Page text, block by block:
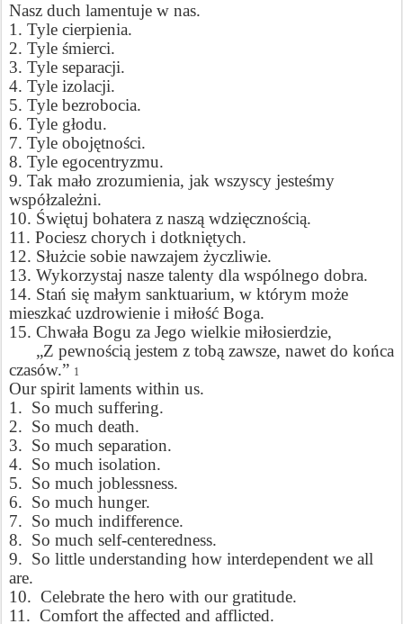
Nasz duch lamentuje w nas.
1. Tyle cierpienia.
2. Tyle śmierci.
3. Tyle separacji.
4. Tyle izolacji.
5. Tyle bezrobocia.
6. Tyle głodu.
7. Tyle obojętności.
8. Tyle egocentryzmu.
9. Tak mało zrozumienia, jak wszyscy jesteśmy
współzależni.
10. Świętuj bohatera z naszą wdzięcznością.
11. Pociesz chorych i dotkniętych.
12. Służcie sobie nawzajem życzliwie.
13. Wykorzystaj nasze talenty dla wspólnego dobra.
14. Stań się małym sanktuarium, w którym może
mieszkać uzdrowienie i miłość Boga.
15. Chwała Bogu za Jego wielkie miłosierdzie,
„Z pewnością jestem z tobą zawsze, nawet do końca
czasów.” 1
Our spirit laments within us.
1. So much suffering.
2. So much death.
3. So much separation.
4. So much isolation.
5. So much joblessness.
6. So much hunger.
7. So much indifference.
8. So much self-centeredness.
9. So little understanding how interdependent we all
are.
10. Celebrate the hero with our gratitude.
11. Comfort the affected and afflicted.